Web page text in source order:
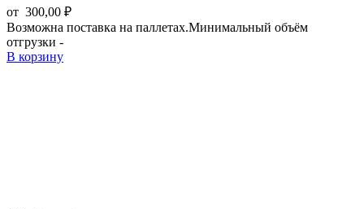
от 300,00 ₽
Возможна поставка на паллетах.Минимальный объём
отгрузки -
В корзину